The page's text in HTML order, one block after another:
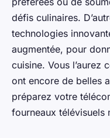
défis culinaires.
technologies
augmentée, pour
cuisine. Vous l’aurez
ont encore de belles
préparez votre
fourneaux télévisuels